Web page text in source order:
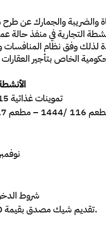
Customs VAT
Transactions
والضريبة والجمارك عن طرح
التجارية في منفذ حالة
لذلك وفق نظام المنافسات
تموينات غذائية 115 /1444
8 نوفمبر 2022م
شروط
تقديم شيك مصدق بقيمة 1000 ريال.